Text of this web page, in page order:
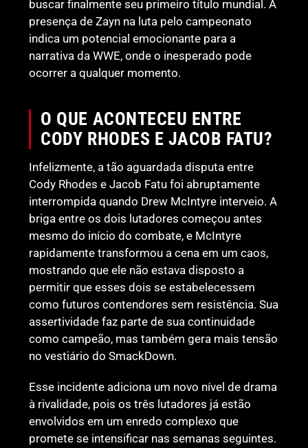
buscar finalmente seu primeiro título mundial. A
presença de Zayn na luta pelo campeonato
indica um potencial emocionante para a
narrativa da WWE, onde o inesperado pode
ocorrer a qualquer momento.
O QUE ACONTECEU ENTRE
CODY RHODES E JACOB FATU?
Infelizmente, a tão aguardada disputa entre
Cody Rhodes e Jacob Fatu foi abruptamente
interrompida quando Drew McIntyre interveio. A
briga entre os dois lutadores começou antes
mesmo do início do combate, e McIntyre
rapidamente transformou a cena em um caos,
mostrando que ele não estava disposto a
permitir que esses dois se estabelecessem
como futuros contendores sem resistência. Sua
assertividade faz parte de sua continuidade
como campeão, mas também gera mais tensão
no vestiário do SmackDown.
Esse incidente adiciona um novo nível de drama
à rivalidade, pois os três lutadores já estão
envolvidos em um enredo complexo que
promete se intensificar nas semanas seguintes.